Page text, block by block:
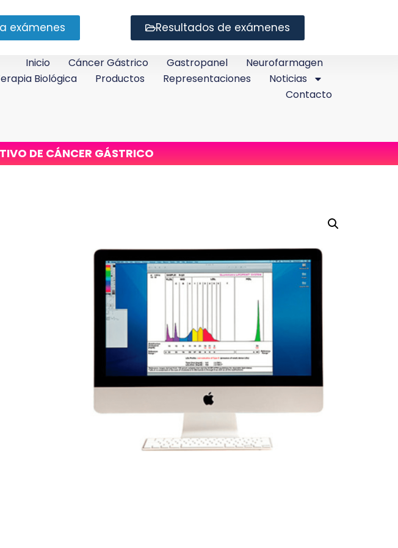
exámenes Resultados de exámenes
Inicio Cáncer Gástrico Gastropanel
Neurofarmagen
Biológica
Productos Representaciones
Noticias
Contacto
DE CÁNCER GÁSTRICO